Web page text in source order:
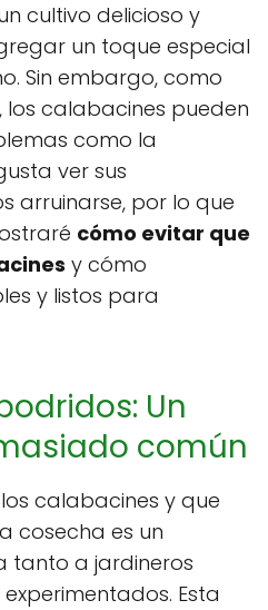
cultivo delicioso y
un toque especial
Sin embargo, como
calabacines pueden
como la
ver sus
arruinarse, por lo que
cómo evitar que
y cómo
y listos para
Un
común
calabacines y que
cosecha es un
tanto a jardineros
Esta